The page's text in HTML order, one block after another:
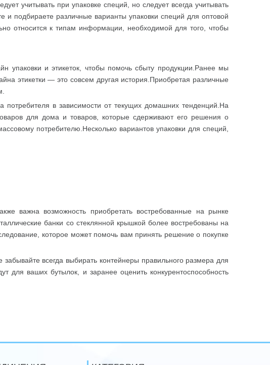
учитывать при упаковке специй, но следует всегда учитывать
подбираете различные варианты упаковки специй для оптовой
относится к типам информации, необходимой для того, чтобы
упаковки и этикеток, чтобы помочь сбыту продукции.Ранее мы
этикетки — это совсем другая история.Приобретая различные
потребителя в зависимости от текущих домашних тенденций.На
для дома и товаров, которые сдерживают его решения о
потребителю.Несколько вариантов упаковки для специй,
важна возможность приобретать востребованные на рынке
банки со стеклянной крышкой более востребованы на
которое может помочь вам принять решение о покупке
всегда выбирать контейнеры правильного размера для
для ваших бутылок, и заранее оценить конкурентоспособность